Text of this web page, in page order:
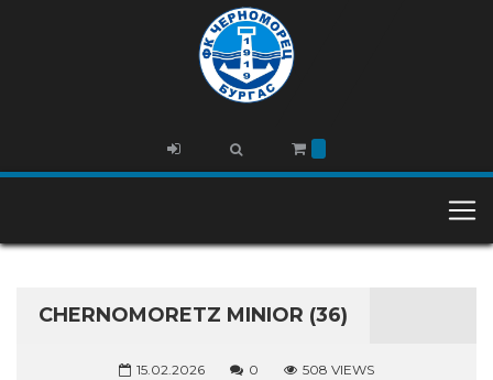
CHERNOMORETZ MINIOR (36)
15.02.2026 0 508 VIEWS